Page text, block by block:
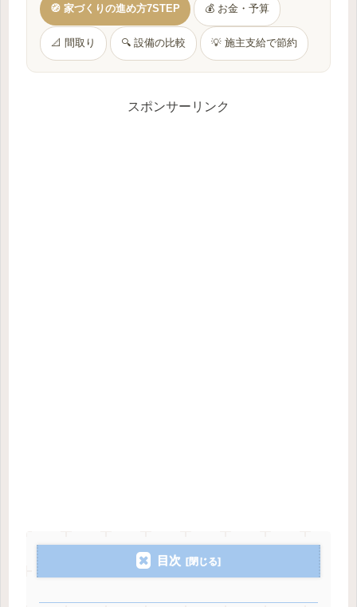
🧭 家づくりの進め方7STEP 💰 お金・予算
📐 間取り 🔍 設備の比較 💡 施主支給で節約
スポンサーリンク
目次